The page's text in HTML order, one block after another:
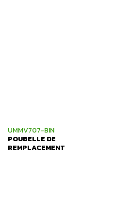
UMMV707-BIN
POUBELLE DE
REMPLACEMENT